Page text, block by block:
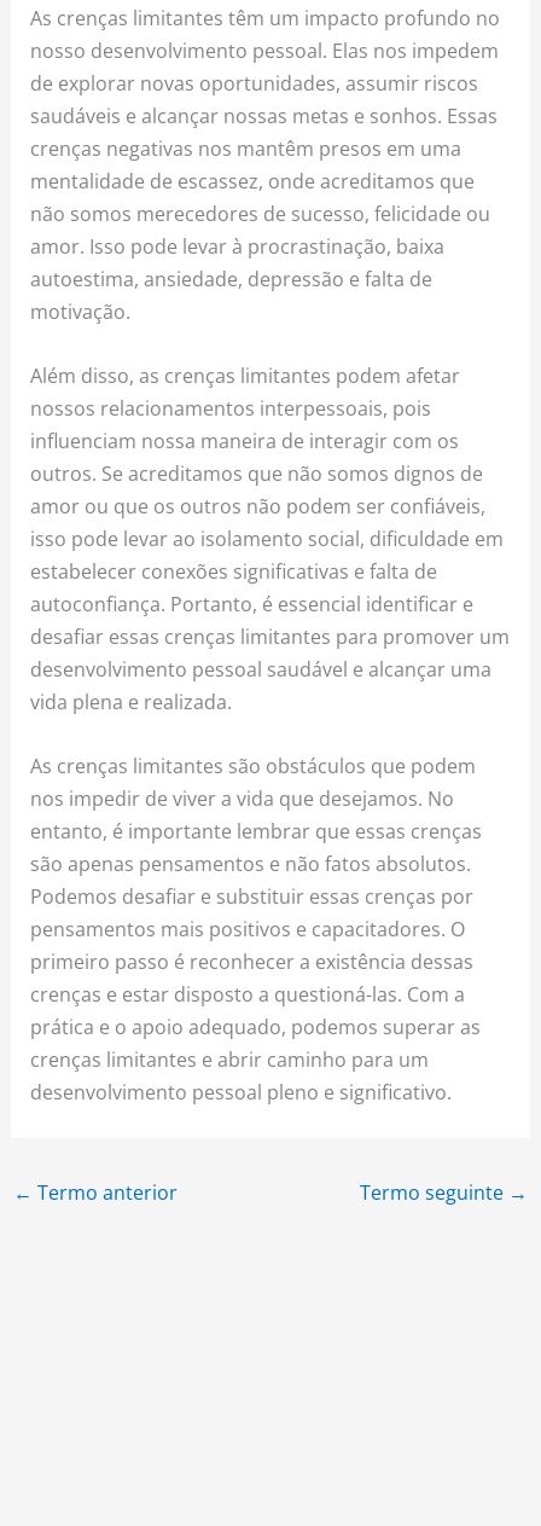
As crenças limitantes têm um impacto profundo no
nosso desenvolvimento pessoal. Elas nos impedem
de explorar novas oportunidades, assumir riscos
saudáveis e alcançar nossas metas e sonhos. Essas
crenças negativas nos mantêm presos em uma
mentalidade de escassez, onde acreditamos que
não somos merecedores de sucesso, felicidade ou
amor. Isso pode levar à procrastinação, baixa
autoestima, ansiedade, depressão e falta de
motivação.
Além disso, as crenças limitantes podem afetar
nossos relacionamentos interpessoais, pois
influenciam nossa maneira de interagir com os
outros. Se acreditamos que não somos dignos de
amor ou que os outros não podem ser confiáveis,
isso pode levar ao isolamento social, dificuldade em
estabelecer conexões significativas e falta de
autoconfiança. Portanto, é essencial identificar e
desafiar essas crenças limitantes para promover um
desenvolvimento pessoal saudável e alcançar uma
vida plena e realizada.
As crenças limitantes são obstáculos que podem
nos impedir de viver a vida que desejamos. No
entanto, é importante lembrar que essas crenças
são apenas pensamentos e não fatos absolutos.
Podemos desafiar e substituir essas crenças por
pensamentos mais positivos e capacitadores. O
primeiro passo é reconhecer a existência dessas
crenças e estar disposto a questioná-las. Com a
prática e o apoio adequado, podemos superar as
crenças limitantes e abrir caminho para um
desenvolvimento pessoal pleno e significativo.
← Termo anterior Termo seguinte →